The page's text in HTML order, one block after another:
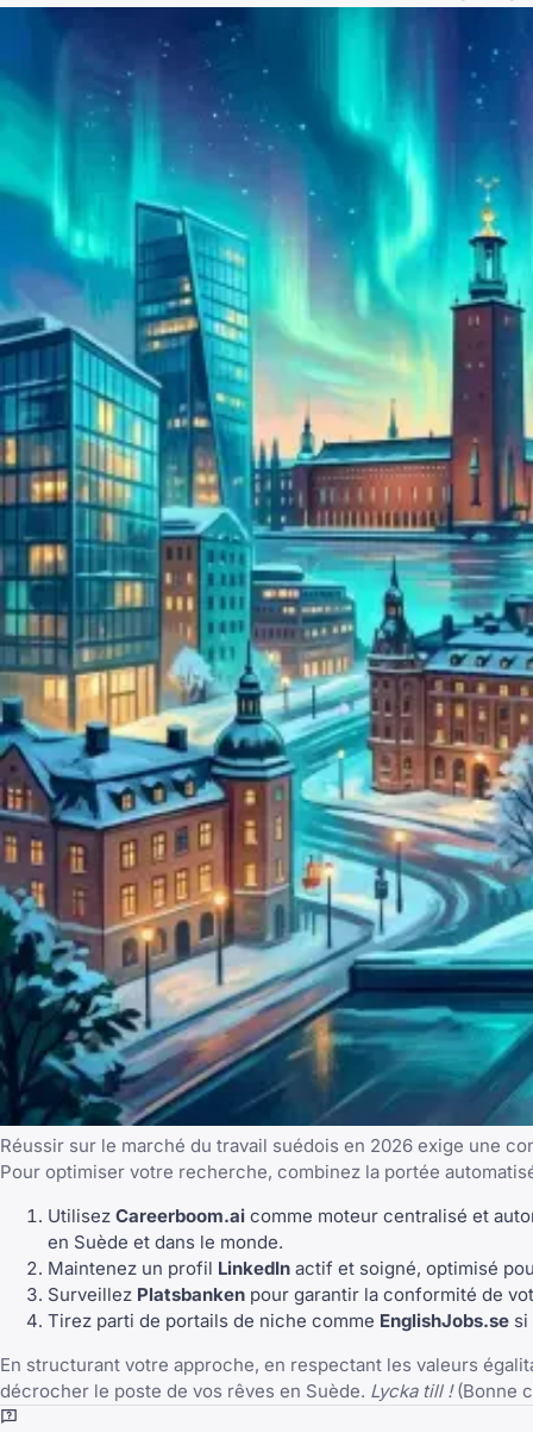
Réussir sur le marché du travail suédois en 2026 exige une
Pour optimiser votre recherche, combinez la portée
Utilisez Careerboom.ai comme moteur centralisé et
en Suède et dans le monde.
Maintenez un profil LinkedIn actif et soigné, optimisé
Surveillez Platsbanken pour garantir la conformité de
Tirez parti de portails de niche comme EnglishJobs.se si
En structurant votre approche, en respectant les valeurs
décrocher le poste de vos rêves en Suède. Lycka till !(Bonne